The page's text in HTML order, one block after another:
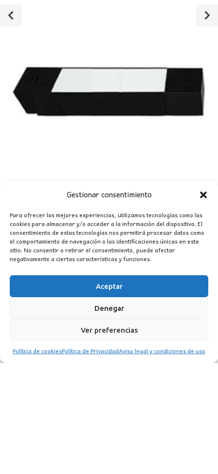
Gestionar consentimiento
Para ofrecer las mejores experiencias, utilizamos tecnologías como las
cookies para almacenar y/o acceder a la información del dispositivo. El
consentimiento de estas tecnologías nos permitirá procesar datos como
el comportamiento de navegación o las identificaciones únicas en este
sitio. No consentir o retirar el consentimiento, puede afectar
negativamente a ciertas características y funciones.
Aceptar
Denegar
Ver preferencias
Política de cookiesPolítica de PrivacidadAviso legal y condiciones de uso
FOCO CARRIL MONOFÁSICO LED LINEAL NEGRO
19,50€